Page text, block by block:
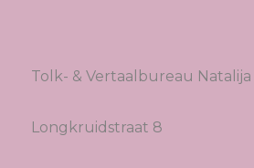
Tolk- & Vertaalbureau Natalija
Longkruidstraat 8